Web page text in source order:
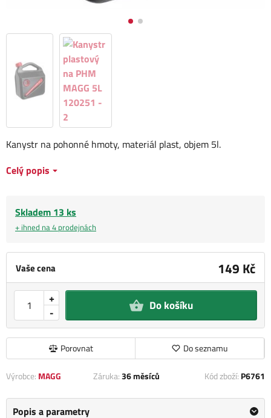
Vaše cena 149 Kč
-
+ Do košíku
Porovnat Do seznamu
Kanystr na pohonné hmoty, materiál plast, objem 5l.
Celý popis
Skladem 13 ks
+ ihned na 4 prodejnách
Výrobce: MAGG Záruka:36 měsíců Kód zboží: P6761
Popis a parametry